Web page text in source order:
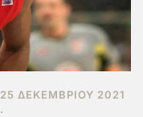
25 ΔΕΚΕΜΒΡΊΟΥ 2021
.